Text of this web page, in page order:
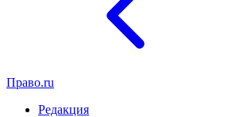
Право.ru
Редакция